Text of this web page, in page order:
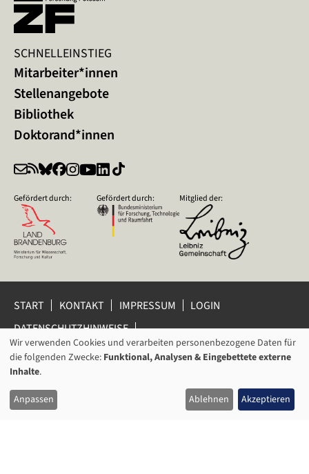
SCHNELLEINSTIEG
Mitarbeiter*innen
Stellenangebote
Bibliothek
Doktorand*innen
Gefördert durch: Gefördert durch: Mitglied der:
START KONTAKT IMPRESSUM
LOGIN
DATENSCHUTZHINWEISE
DATENSCHUTZ-EINSTELLUNGEN
HINWEISGEBERSCHUTZ
(ZZF) e.V.
VERWENDUNG
VON
PERSONENBEZOGENEN
DATEN
Wir verwenden Cookies und verarbeiten personenbezogene Daten für
die folgenden Zwecke: Funktional, Analysen & Eingebettete externe
Inhalte.
Anpassen Ablehnen Akzeptieren